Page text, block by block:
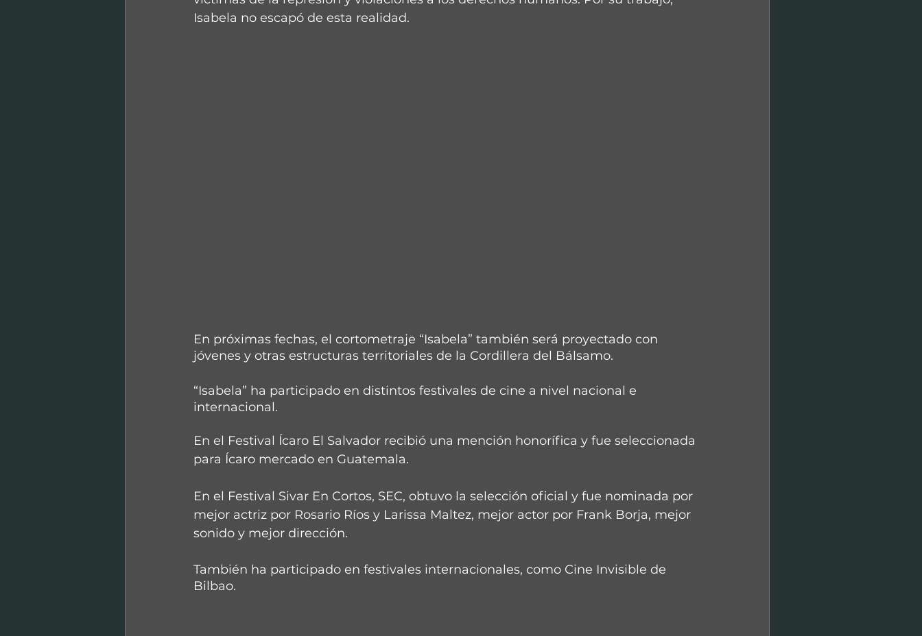
Isabela no escapó de esta realidad.
En próximas fechas, el cortometraje “Isabela” también será proyectado con
jóvenes y otras estructuras territoriales de la Cordillera del Bálsamo.
“Isabela” ha participado en distintos festivales de cine a nivel nacional e
internacional.
En el Festival Ícaro El Salvador recibió una mención honorífica y fue seleccionada
para Ícaro mercado en Guatemala.
En el Festival Sivar En Cortos, SEC, obtuvo la selección oficial y fue nominada por
mejor actriz por Rosario Ríos y Larissa Maltez, mejor actor por Frank Borja, mejor
sonido y mejor dirección.
También ha participado en festivales internacionales, como Cine Invisible de
Bilbao.